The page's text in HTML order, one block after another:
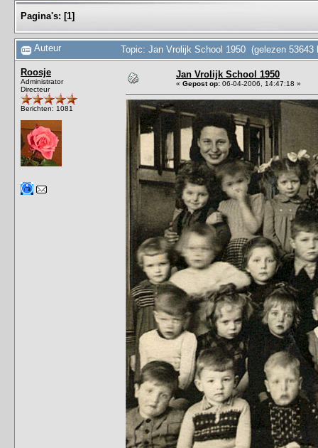
Pagina's: [1]
Auteur Topic: Jan Vrolijk School 1950 (gelezen 53643
Roosje
Administrator
Directeur
Berichten: 1081
Jan Vrolijk School 1950
« Gepost op: 06-04-2006, 14:47:18 »